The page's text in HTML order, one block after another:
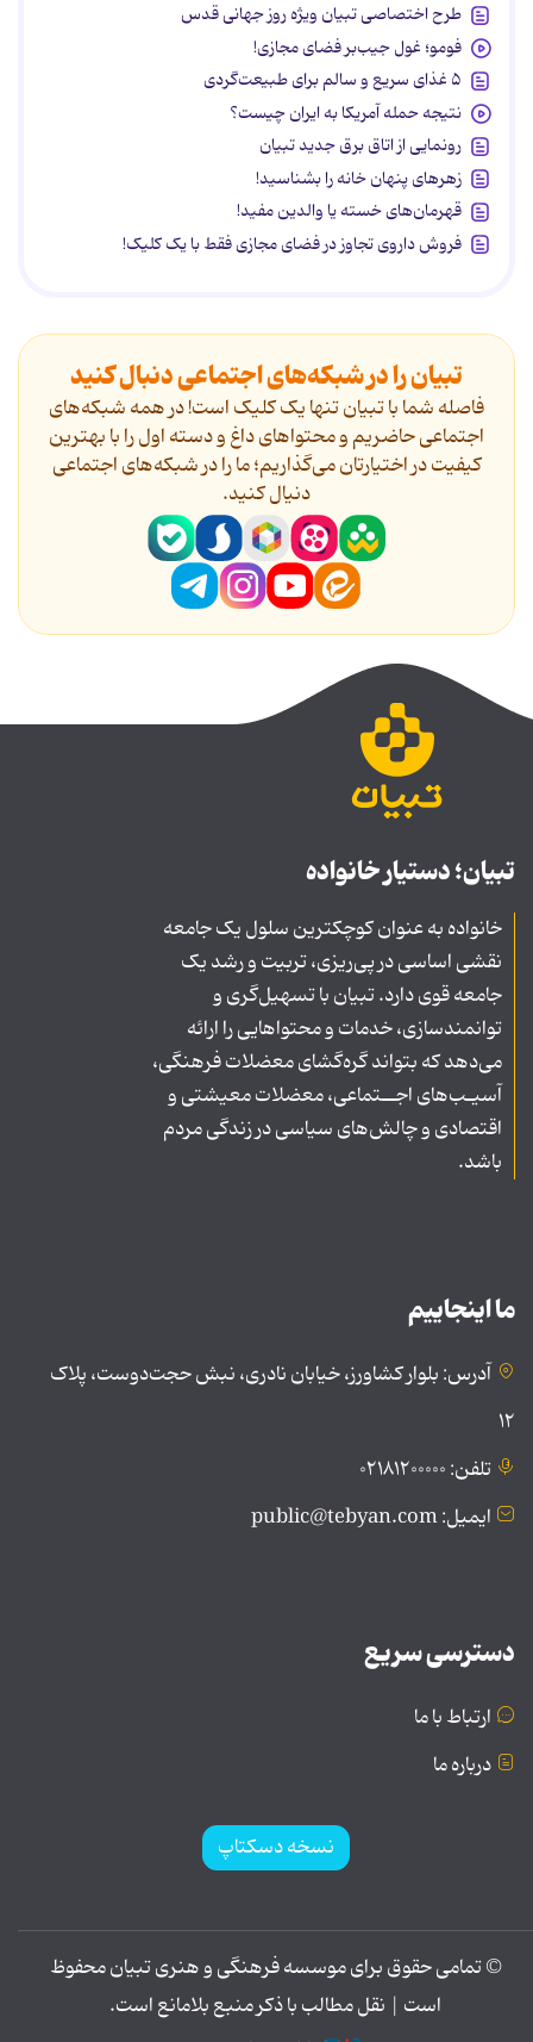
طرح اختصاصی تبیان ویژه روز جهانی قدس
فومو؛ غول جیب‌بر فضای مجازی!
۵ غذای سریع و سالم برای طبیعت‌گردی
نتیجه حمله آمریکا به ایران چیست؟
رونمایی از اتاق برق جدید تبیان
زهرهای پنهان خانه را بشناسید!
قهرمان‌های خسته یا والدین مفید!
فروش داروی تجاوز در فضای مجازی فقط با یک کلیک!
تبیان را در شبکه‌های اجتماعی دنبال کنید
فاصله شما با تبیان تنها یک کلیک است! در همه شبکه‌های
اجتماعی حاضریم و محتواهای داغ و دسته اول را با بهترین
کیفیت در اختیارتان می‌گذاریم؛ ما را در شبکه‌های اجتماعی
دنیال کنید.
تبیان؛ دستیار خانواده
خانواده به عنوان کوچکترین سلول یک جامعه
نقشی اساسی در پی‌ریزی، تربیت و رشد یک
جامعه قوی دارد. تبیان با تسهیل‌گری و
توانمندسازی، خدمات و محتواهایی را ارائه
می‌دهد که بتواند گره‌گشای معضلات فرهنگی،
آسیـب‌های اجــتماعی، معضلات معیشتی و
اقتصادی و چالش‌های سیاسی در زندگی مردم
باشد.
ما اینجاییم
آدرس: بلوار کشاورز، خیابان نادری، نبش حجت‌دوست، پلاک
۱۲
تلفن: ۰۲۱۸۱۲۰۰۰۰۰
ایمیل: public@tebyan.com
دسترسی سریع
ارتباط با ما
درباره ما
نسخه دسکتاپ
© تمامی حقوق برای موسسه فرهنگی و هنری تبیان محفوظ
است | نقل مطالب با ذکر منبع بلامانع است.